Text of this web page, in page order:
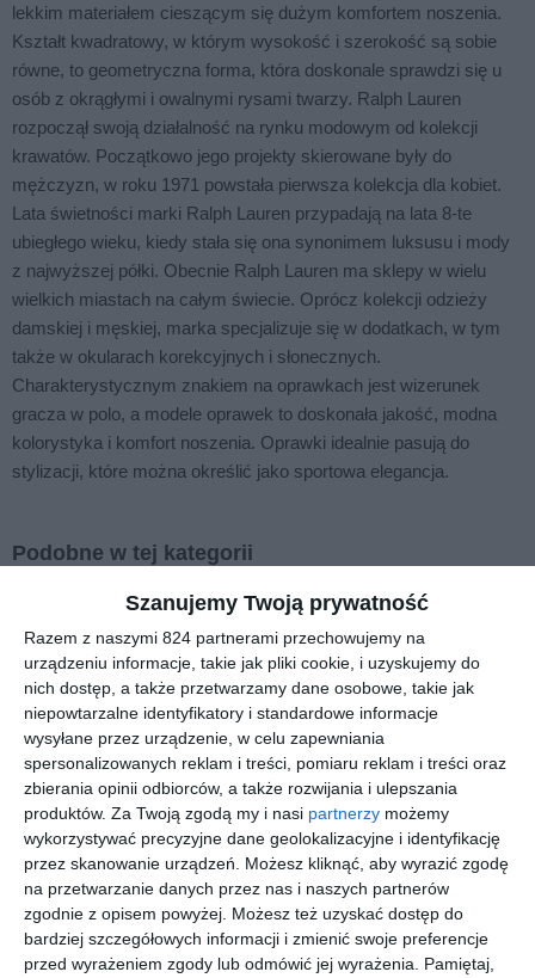
Szanujemy Twoją prywatność
Razem z naszymi 824 partnerami przechowujemy na
urządzeniu informacje, takie jak pliki cookie, i uzyskujemy do
nich dostęp, a także przetwarzamy dane osobowe, takie jak
niepowtarzalne identyfikatory i standardowe informacje
wysyłane przez urządzenie, w celu zapewniania
spersonalizowanych reklam i treści, pomiaru reklam i treści oraz
zbierania opinii odbiorców, a także rozwijania i ulepszania
produktów. Za Twoją zgodą my i nasi partnerzy możemy
wykorzystywać precyzyjne dane geolokalizacyjne i identyfikację
przez skanowanie urządzeń. Możesz kliknąć, aby wyrazić zgodę
na przetwarzanie danych przez nas i naszych partnerów
zgodnie z opisem powyżej. Możesz też uzyskać dostęp do
bardziej szczegółowych informacji i zmienić swoje preferencje
przed wyrażeniem zgody lub odmówić jej wyrażenia.
Pamiętaj,
lekkim materiałem cieszącym się dużym komfortem noszenia.
Kształt kwadratowy, w którym wysokość i szerokość są sobie
równe, to geometryczna forma, która doskonale sprawdzi się u
osób z okrągłymi i owalnymi rysami twarzy. Ralph Lauren
rozpoczął swoją działalność na rynku modowym od kolekcji
krawatów. Początkowo jego projekty skierowane były do
mężczyzn, w roku 1971 powstała pierwsza kolekcja dla kobiet.
Lata świetności marki Ralph Lauren przypadają na lata 8-te
ubiegłego wieku, kiedy stała się ona synonimem luksusu i mody
z najwyższej półki. Obecnie Ralph Lauren ma sklepy w wielu
wielkich miastach na całym świecie. Oprócz kolekcji odzieży
damskiej i męskiej, marka specjalizuje się w dodatkach, w tym
także w okularach korekcyjnych i słonecznych.
Charakterystycznym znakiem na oprawkach jest wizerunek
gracza w polo, a modele oprawek to doskonała jakość, modna
kolorystyka i komfort noszenia. Oprawki idealnie pasują do
stylizacji, które można określić jako sportowa elegancja.
Podobne w tej kategorii
OAKLEY
0OX3227
322701
639,
20
przejdź do
sklepu
NIKE NIKE
5038 404
509 ,
00
przejdź do
sklepu
BURBERRY
0BE2411
4121
699 ,
30
przejdź do
sklepu
BURBERRY
799,
20
sklepu